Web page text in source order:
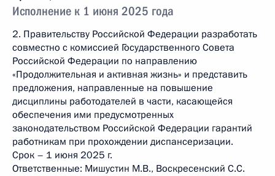
Исполнение к 1 июня 2025 года
2. Правительству Российской Федерации разработать
совместно с комиссией Государственного Совета
Российской Федерации по направлению
«Продолжительная и активная жизнь» и представить
предложения, направленные на повышение
дисциплины работодателей в части, касающейся
обеспечения ими предусмотренных
законодательством Российской Федерации гарантий
работникам при прохождении диспансеризации.
Срок – 1 июня 2025 г.
Ответственные: Мишустин М.В., Воскресенский С.С.